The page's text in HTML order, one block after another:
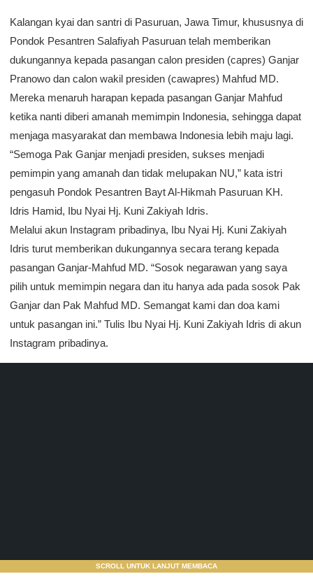
Kalangan kyai dan santri di Pasuruan, Jawa Timur, khususnya di
Pondok Pesantren Salafiyah Pasuruan telah memberikan
dukungannya kepada pasangan calon presiden (capres) Ganjar
Pranowo dan calon wakil presiden (cawapres) Mahfud MD.
Mereka menaruh harapan kepada pasangan Ganjar Mahfud
ketika nanti diberi amanah memimpin Indonesia, sehingga dapat
menjaga masyarakat dan membawa Indonesia lebih maju lagi.
“Semoga Pak Ganjar menjadi presiden, sukses menjadi
pemimpin yang amanah dan tidak melupakan NU,” kata istri
pengasuh Pondok Pesantren Bayt Al-Hikmah Pasuruan KH.
Idris Hamid, Ibu Nyai Hj. Kuni Zakiyah Idris.
Melalui akun Instagram pribadinya, Ibu Nyai Hj. Kuni Zakiyah
Idris turut memberikan dukungannya secara terang kepada
pasangan Ganjar-Mahfud MD. “Sosok negarawan yang saya
pilih untuk memimpin negara dan itu hanya ada pada sosok Pak
Ganjar dan Pak Mahfud MD. Semangat kami dan doa kami
untuk pasangan ini.” Tulis Ibu Nyai Hj. Kuni Zakiyah Idris di akun
Instagram pribadinya.
SCROLL UNTUK LANJUT MEMBACA